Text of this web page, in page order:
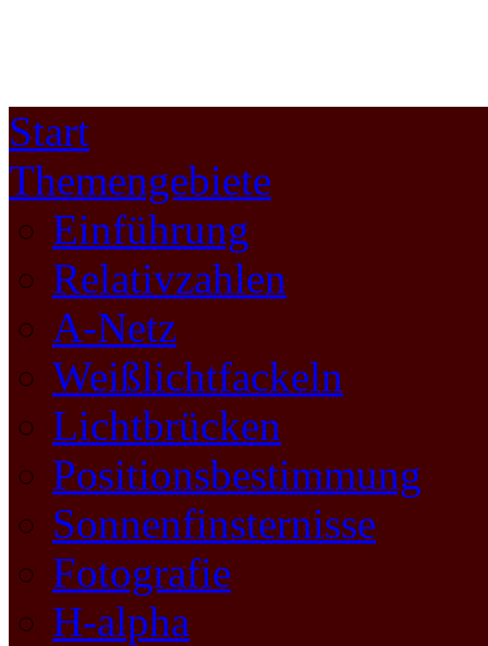
Start
Themengebiete
Einführung
Relativzahlen
A-Netz
Weißlichtfackeln
Lichtbrücken
Positionsbestimmung
Sonnenfinsternisse
Fotografie
H-alpha